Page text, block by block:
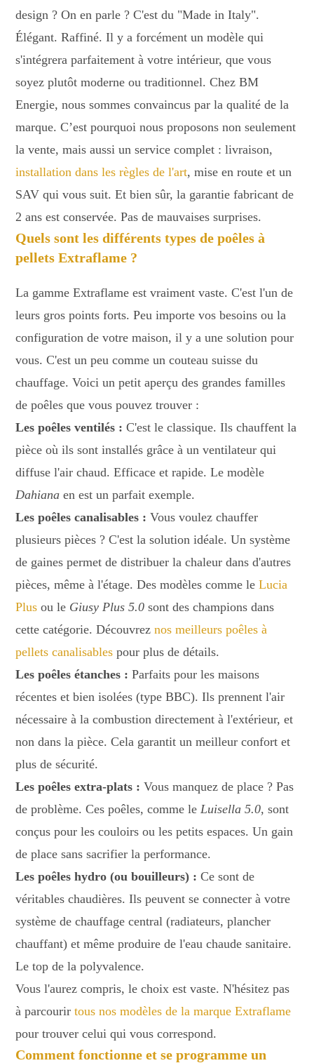
design ? On en parle ? C'est du "Made in Italy".
Élégant. Raffiné. Il y a forcément un modèle qui
s'intégrera parfaitement à votre intérieur, que vous
soyez plutôt moderne ou traditionnel. Chez BM
Energie, nous sommes convaincus par la qualité de la
marque. C’est pourquoi nous proposons non seulement
la vente, mais aussi un service complet : livraison,
installation dans les règles de l'art, mise en route et un
SAV qui vous suit. Et bien sûr, la garantie fabricant de
2 ans est conservée. Pas de mauvaises surprises.
Quels sont les différents types de poêles à
pellets Extraflame ?
La gamme Extraflame est vraiment vaste. C'est l'un de
leurs gros points forts. Peu importe vos besoins ou la
configuration de votre maison, il y a une solution pour
vous. C'est un peu comme un couteau suisse du
chauffage. Voici un petit aperçu des grandes familles
de poêles que vous pouvez trouver :
Les poêles ventilés : C'est le classique. Ils chauffent la
pièce où ils sont installés grâce à un ventilateur qui
diffuse l'air chaud. Efficace et rapide. Le modèle
Dahiana en est un parfait exemple.
Les poêles canalisables : Vous voulez chauffer
plusieurs pièces ? C'est la solution idéale. Un système
de gaines permet de distribuer la chaleur dans d'autres
pièces, même à l'étage. Des modèles comme leLucia
Plus ou le Giusy Plus 5.0 sont des champions dans
cette catégorie. Découvreznos meilleurs poêles à
pellets canalisables pour plus de détails.
Les poêles étanches : Parfaits pour les maisons
récentes et bien isolées (type BBC). Ils prennent l'air
nécessaire à la combustion directement à l'extérieur, et
non dans la pièce. Cela garantit un meilleur confort et
plus de sécurité.
Les poêles extra-plats : Vous manquez de place ? Pas
de problème. Ces poêles, comme le Luisella 5.0, sont
conçus pour les couloirs ou les petits espaces. Un gain
de place sans sacrifier la performance.
Les poêles hydro (ou bouilleurs) : Ce sont de
véritables chaudières. Ils peuvent se connecter à votre
système de chauffage central (radiateurs, plancher
chauffant) et même produire de l'eau chaude sanitaire.
Le top de la polyvalence.
Vous l'aurez compris, le choix est vaste. N'hésitez pas
à parcourirtous nos modèles de la marque Extraflame
pour trouver celui qui vous correspond.
Comment fonctionne et se programme un